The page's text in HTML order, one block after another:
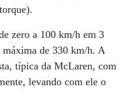
zero a 100 km/h em 3
máxima de 330 km/h. A
típica da McLaren, com
levando com ele o